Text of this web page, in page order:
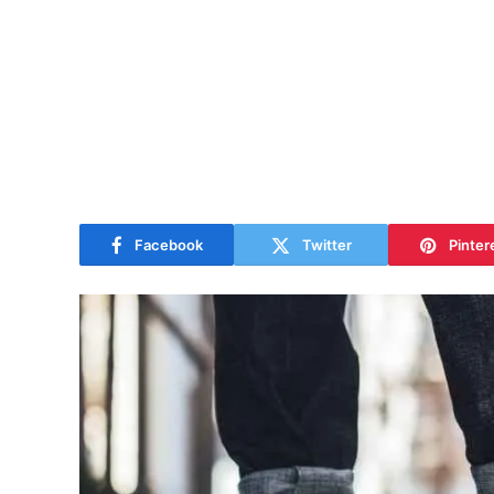
Facebook Twitter